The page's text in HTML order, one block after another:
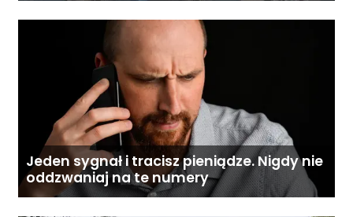
Jeden sygnał i tracisz pieniądze. Nigdy nie
oddzwaniaj na te numery